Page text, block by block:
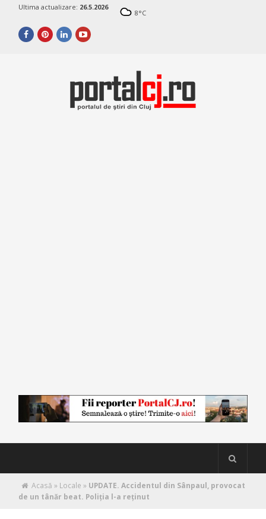
Ultima actualizare: 26.5.2026
8°C
Acasă » Locale » UPDATE. Accidentul din Sânpaul, provocat
de un tânăr beat. Poliţia l-a reținut